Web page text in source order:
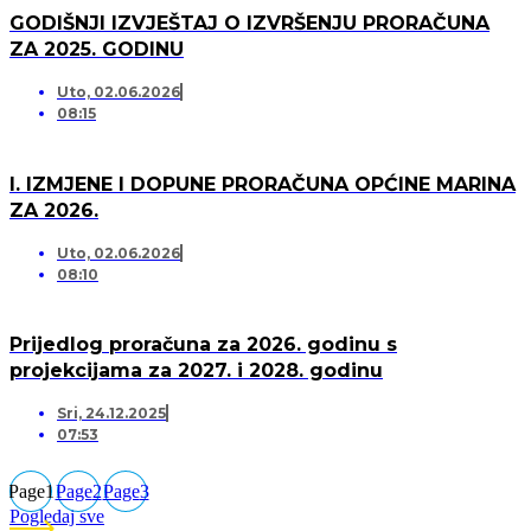
GODIŠNJI IZVJEŠTAJ O IZVRŠENJU PRORAČUNA
ZA 2025. GODINU
Uto, 02.06.2026
08:15
I. IZMJENE I DOPUNE PRORAČUNA OPĆINE MARINA
ZA 2026.
Uto, 02.06.2026
08:10
Prijedlog proračuna za 2026. godinu s
projekcijama za 2027. i 2028. godinu
Sri, 24.12.2025
07:53
Page1Page2Page3
Pogledaj sve